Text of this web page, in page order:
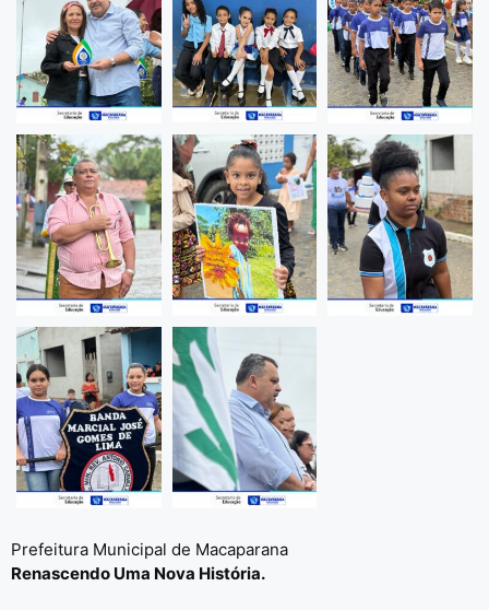
Prefeitura Municipal de Macaparana
Renascendo Uma Nova História.